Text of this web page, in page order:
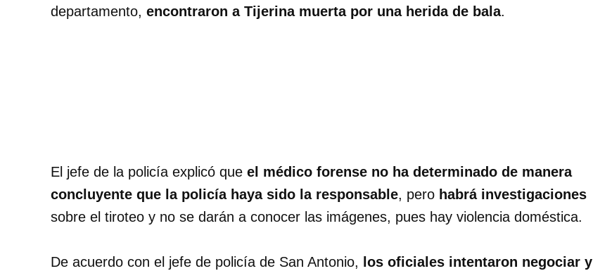
departamento, encontraron a Tijerina muerta por una herida de bala.
El jefe de la policía explicó que el médico forense no ha determinado de manera
concluyente que la policía haya sido la responsable, pero habrá investigaciones
sobre el tiroteo y no se darán a conocer las imágenes, pues hay violencia doméstica.
De acuerdo con el jefe de policía de San Antonio,
los oficiales intentaron negociar y